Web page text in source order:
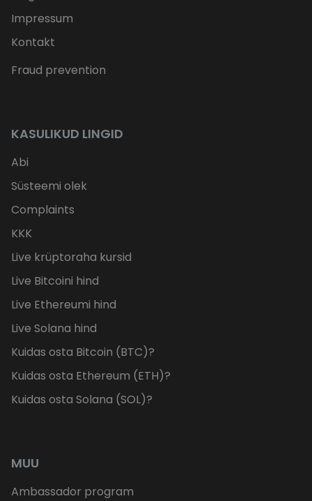
Impressum
Kontakt
Fraud prevention
KASULIKUD LINGID
Abi
Süsteemi olek
Complaints
KKK
Live krüptoraha kursid
Live Bitcoini hind
Live Ethereumi hind
Live Solana hind
Kuidas osta Bitcoin (BTC)?
Kuidas osta Ethereum (ETH)?
Kuidas osta Solana (SOL)?
MUU
Ambassador program